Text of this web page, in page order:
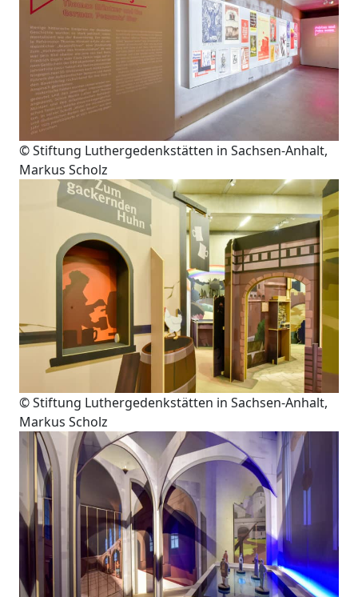
© Stiftung Luthergedenkstätten in Sachsen-Anhalt,
Markus Scholz
© Stiftung Luthergedenkstätten in Sachsen-Anhalt,
Markus Scholz